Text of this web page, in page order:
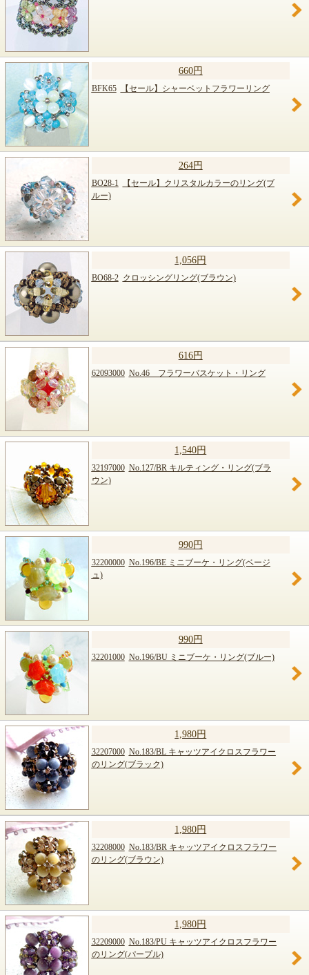
660円
BFK65 【セール】シャーベットフラワーリング
264円
BO28-1
【セール】クリスタルカラーのリング(ブ
ルー)
1,056円
BO68-2 クロッシングリング(ブラウン)
616円
62093000 No.46 フラワーバスケット・リング
1,540円
32197000 No.127/BR キルティング・リング(ブラ
ウン)
990円
32200000 No.196/BE ミニブーケ・リング(ベージ
ュ)
990円
32201000 No.196/BU ミニブーケ・リング(ブルー)
1,980円
32207000 No.183/BL キャッツアイクロスフラワー
のリング(ブラック)
1,980円
32208000 No.183/BR キャッツアイクロスフラワー
のリング(ブラウン)
1,980円
32209000 No.183/PU キャッツアイクロスフラワー
のリング(パープル)